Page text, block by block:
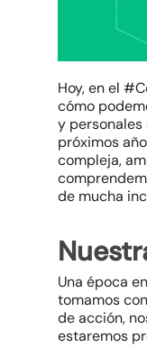
Hoy, en el
cómo
y
próximos
compleja,
de mucha
Una época
tomamos
de acción,
estaremos